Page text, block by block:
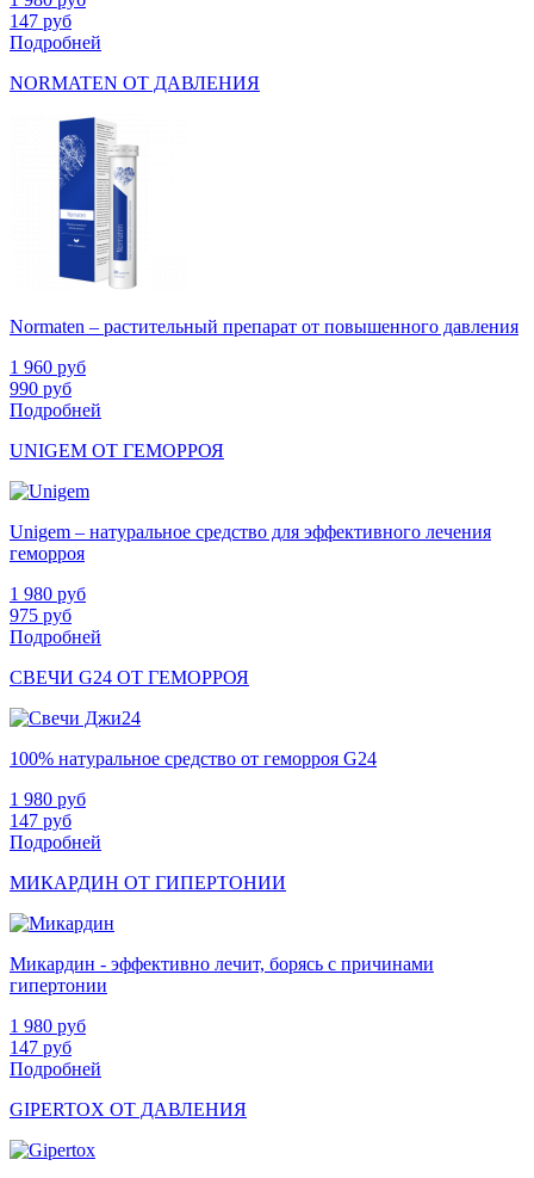
147 руб
Подробней
NORMATEN ОТ ДАВЛЕНИЯ
Normaten – растительный препарат от повышенного давления
1 960 руб
990 руб
Подробней
UNIGEM ОТ ГЕМОРРОЯ
Unigem – натуральное средство для эффективного лечения
геморроя
1 980 руб
975 руб
Подробней
СВЕЧИ G24 ОТ ГЕМОРРОЯ
100% натуральное средство от геморроя G24
1 980 руб
147 руб
Подробней
МИКАРДИН ОТ ГИПЕРТОНИИ
Микардин - эффективно лечит, борясь с причинами
гипертонии
1 980 руб
147 руб
Подробней
GIPERTOX ОТ ДАВЛЕНИЯ